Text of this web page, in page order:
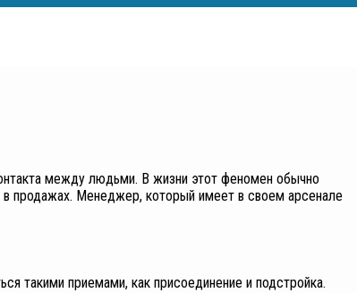
между людьми. В жизни этот феномен обычно
в продажах. Менеджер, который имеет в своем арсенале
такими приемами, как присоединение и подстройка.